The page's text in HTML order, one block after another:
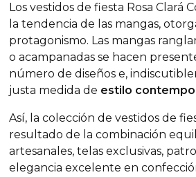
Los vestidos de fiesta Rosa Clará
la tendencia de las mangas,
protagonismo. Las mangas
o acampanadas se hacen
número de diseños e,
justa medida de estilo
Así, la colección de vestidos de
resultado de la combinación
artesanales, telas exclusivas,
elegancia excelente en